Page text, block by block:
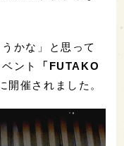
かな」と思って
ント
「FUTAKO
開催されました。